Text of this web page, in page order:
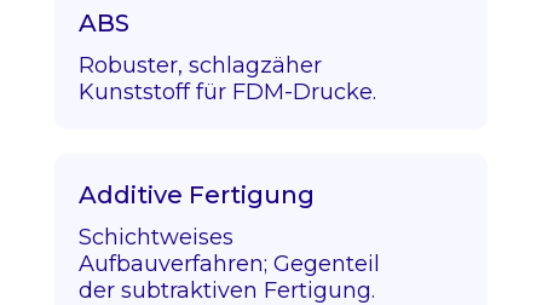
ABS
Robuster, schlagzäher
Kunststoff für FDM-Drucke.
Additive Fertigung
Schichtweises
Aufbauverfahren; Gegenteil
der subtraktiven Fertigung.